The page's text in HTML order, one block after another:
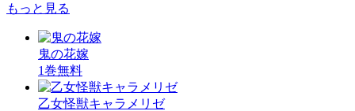
もっと見る
鬼の花嫁
1巻無料
乙女怪獣キャラメリゼ